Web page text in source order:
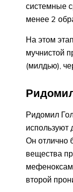
системные
менее 2
На этом
мучнистой
(милдью),
Ридомил
используют
Он отлично
вещества
второй